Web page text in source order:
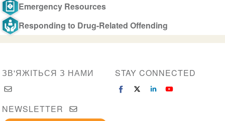
Emergency Resources
Responding to Drug-Related Offending
ЗВ'ЯЖІТЬСЯ З НАМИ STAY CONNECTED
NEWSLETTER